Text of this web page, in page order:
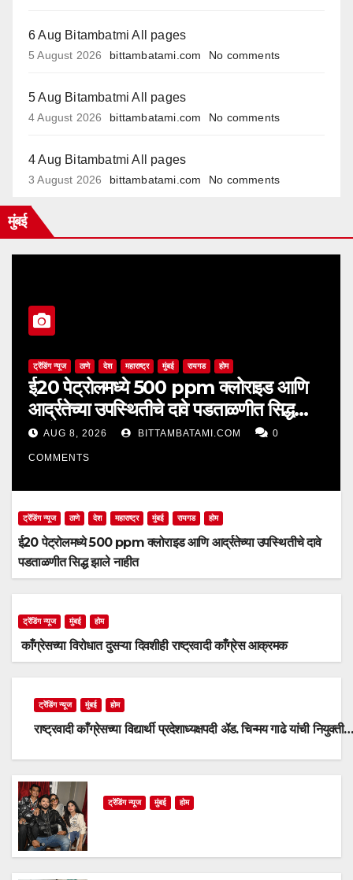
6 Aug Bitambatmi All pages
5 August 2026 bittambatami.com No comments
5 Aug Bitambatmi All pages
4 August 2026 bittambatami.com No comments
4 Aug Bitambatmi All pages
3 August 2026 bittambatami.com No comments
मुंबई
ट्रेंडिंग न्यूज ठाणे देश महाराष्ट्र मुंबई रायगड होम
ई20 पेट्रोलमध्ये 500 ppm क्लोराइड आणि
आर्द्रतेच्या उपस्थितीचे दावे पडताळणीत सिद्ध
झाले नाहीत
AUG 8, 2026 BITTAMBATAMI.COM 0
COMMENTS
ट्रेंडिंग न्यूज ठाणे देश महाराष्ट्र मुंबई रायगड होम
ई20 पेट्रोलमध्ये 500 ppm क्लोराइड आणि आर्द्रतेच्या उपस्थितीचे दावे
पडताळणीत सिद्ध झाले नाहीत
ट्रेंडिंग न्यूज मुंबई होम
काँग्रेसच्या विरोधात दुसऱ्या दिवशीही राष्ट्रवादी काँग्रेस आक्रमक
ट्रेंडिंग न्यूज मुंबई होम
राष्ट्रवादी काँग्रेसच्या विद्यार्थी प्रदेशाध्यक्षपदी ॲड. चिन्मय गाढे यांची नियुक्ती…
ट्रेंडिंग न्यूज मुंबई होम